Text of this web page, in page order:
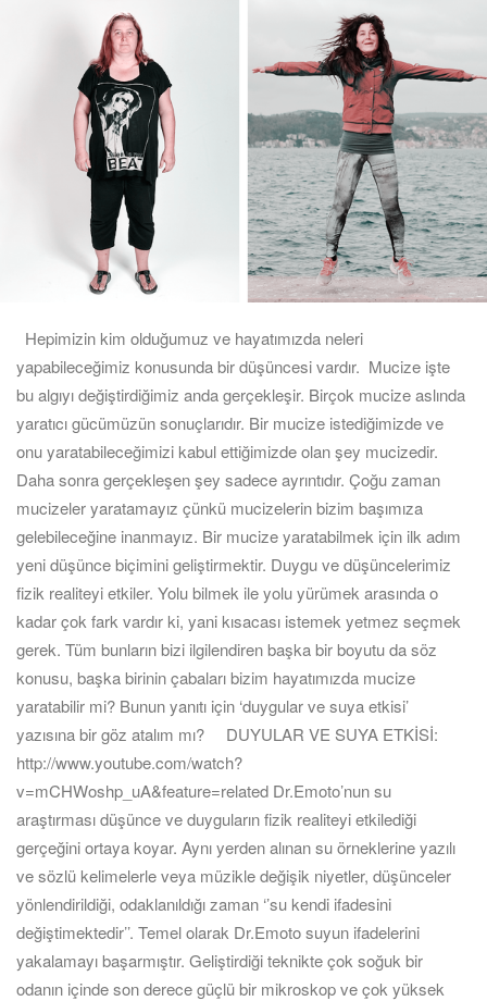
Hepimizin kim olduğumuz ve hayatımızda neleri
yapabileceğimiz konusunda bir düşüncesi vardır. Mucize işte
bu algıyı değiştirdiğimiz anda gerçekleşir. Birçok mucize aslında
yaratıcı gücümüzün sonuçlarıdır. Bir mucize istediğimizde ve
onu yaratabileceğimizi kabul ettiğimizde olan şey mucizedir.
Daha sonra gerçekleşen şey sadece ayrıntıdır. Çoğu zaman
mucizeler yaratamayız çünkü mucizelerin bizim başımıza
gelebileceğine inanmayız. Bir mucize yaratabilmek için ilk adım
yeni düşünce biçimini geliştirmektir. Duygu ve düşüncelerimiz
fizik realiteyi etkiler. Yolu bilmek ile yolu yürümek arasında o
kadar çok fark vardır ki, yani kısacası istemek yetmez seçmek
gerek. Tüm bunların bizi ilgilendiren başka bir boyutu da söz
konusu, başka birinin çabaları bizim hayatımızda mucize
yaratabilir mi? Bunun yanıtı için ‘duygular ve suya etkisi’
yazısına bir göz atalım mı? DUYULAR VE SUYA ETKİSİ:
http://www.youtube.com/watch?
v=mCHWoshp_uA&feature=related Dr.Emoto’nun su
araştırması düşünce ve duyguların fizik realiteyi etkilediği
gerçeğini ortaya koyar. Aynı yerden alınan su örneklerine yazılı
ve sözlü kelimelerle veya müzikle değişik niyetler, düşünceler
yönlendirildiği, odaklanıldığı zaman ‘’su kendi ifadesini
değiştimektedir’’. Temel olarak Dr.Emoto suyun ifadelerini
yakalamayı başarmıştır. Geliştirdiği teknikte çok soğuk bir
odanın içinde son derece güçlü bir mikroskop ve çok yüksek